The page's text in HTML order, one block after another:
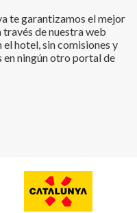
te garantizamos el mejor
de nuestra web
hotel, sin comisiones y
en ningún otro portal de